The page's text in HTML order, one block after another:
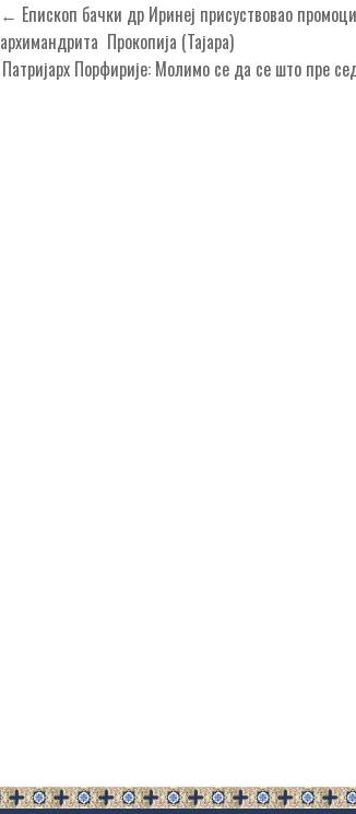
Кретање
чланка
← Епископ бачки др Иринеј присуствовао
архимандрита Прокопија (Тајара)
Патријарх Порфирије: Молимо се да се што пре